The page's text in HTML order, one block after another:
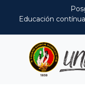
Educación contínua